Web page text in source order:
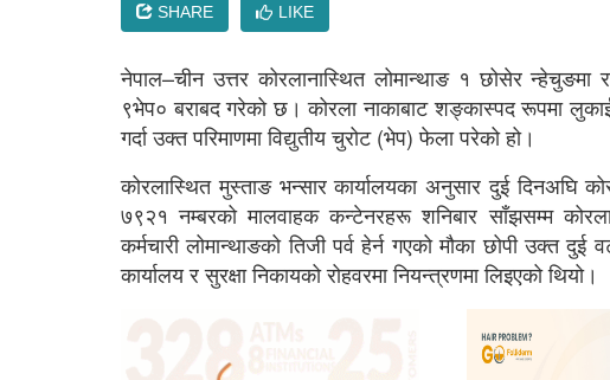
SHARE LIKE
नेपाल–चीन उत्तर कोरलानास्थित लोमान्थाङ १ छोसेर न्हेचुङमा
९भेप० बराबद गरेको छ। कोरला नाकाबाट शङ्कास्पद रूपमा
गर्दा उक्त परिमाणमा विद्युतीय चुरोट (भेप) फेला परेको हो।
कोरलास्थित मुस्ताङ भन्सार कार्यालयका अनुसार दुई दिनअघि
७९२१ नम्बरको मालवाहक कन्टेनरहरू शनिबार साँझसम्म
कर्मचारी लोमान्थाङको तिजी पर्व हेर्न गएको मौका छोपी उक्त
कार्यालय र सुरक्षा निकायको रोहवरमा नियन्त्रणमा लिइएको थियो।